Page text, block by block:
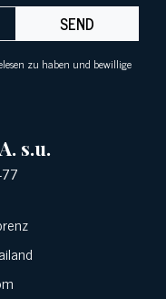
SEND
zu haben und bewillige
s.u.